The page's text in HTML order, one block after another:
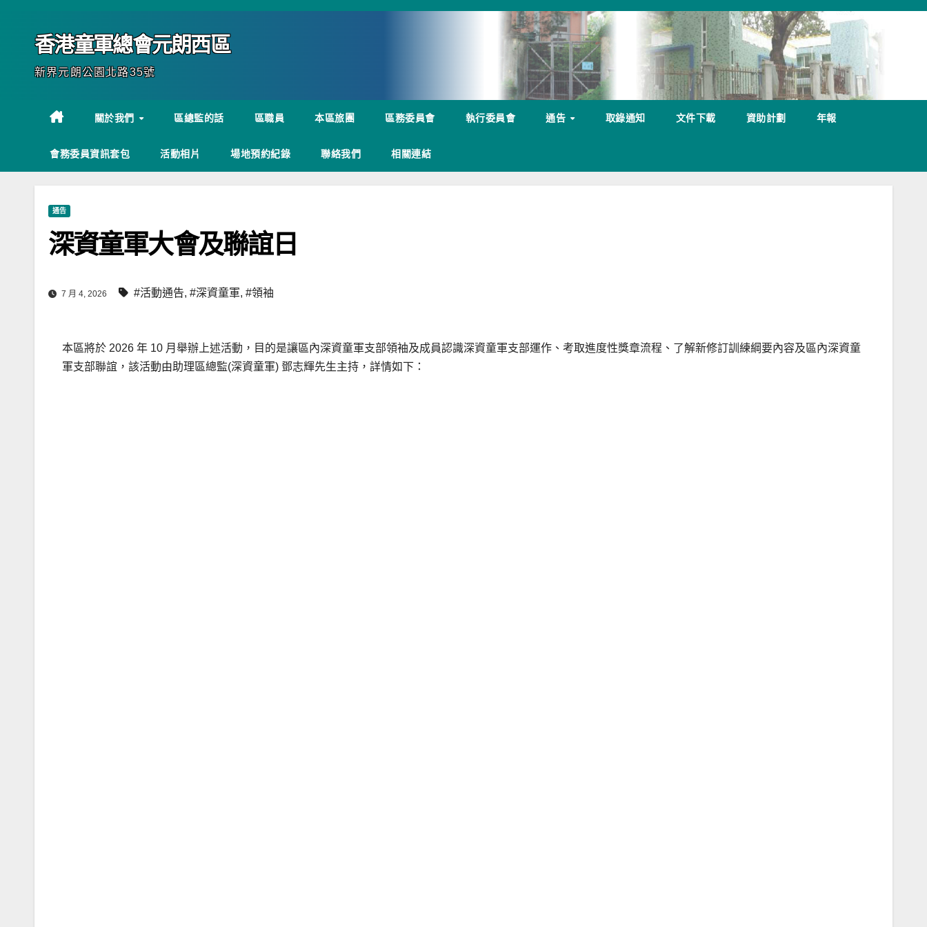
香港童軍總會元朗西區
新界元朗公園北路35號
關於我們 區總監的話 區職員 本區旅團 區務委員會 執行委員會 通告 取錄通知 文件下載 資助計劃 年報
會務委員資訊套包 活動相片 場地預約紀錄 聯絡我們 相關連結
通告
深資童軍大會及聯誼日
7 月 4, 2026 #活動通告, #深資童軍, #領袖
本區將於 2026 年 10 月舉辦上述活動，目的是讓區內深資童軍支部領袖及成員認識深資童軍支部運作、考取進度性獎章流程、了解新修訂訓練綱要內容及區內深資童
軍支部聯誼，該活動由助理區總監(深資童軍) 鄧志輝先生主持，詳情如下：